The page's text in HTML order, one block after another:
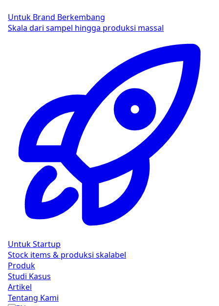
Untuk Brand Berkembang
Skala dari sampel hingga produksi massal
Untuk Startup
Stock items & produksi skalabel
Produk
Studi Kasus
Artikel
Tentang Kami